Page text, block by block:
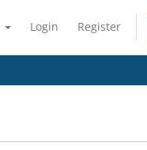
Login Register